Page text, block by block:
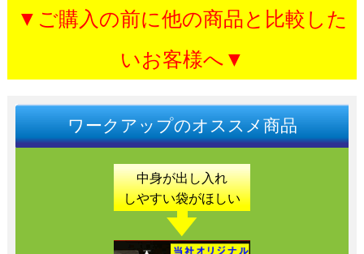
▼ご購入の前に他の商品と比較した
いお客様へ▼
ワークアップのオススメ商品
中身が出し入れ
しやすい袋がほしい